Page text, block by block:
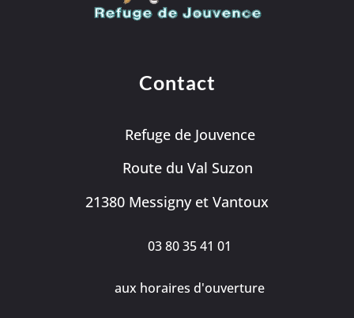
Contact
Refuge de Jouvence
Route du Val Suzon
21380 Messigny et Vantoux
03 80 35 41 01
aux horaires d'ouverture